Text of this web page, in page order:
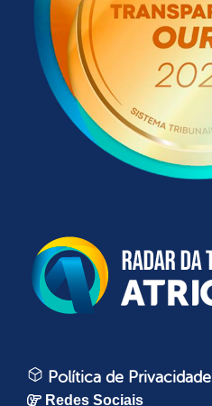
Política de Privacidade
Redes Sociais